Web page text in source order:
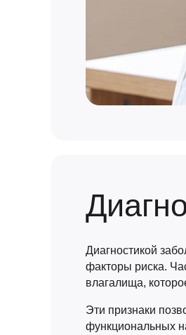
Диагностикой
факторы риска.
влагалища,
Эти признаки
функциональных